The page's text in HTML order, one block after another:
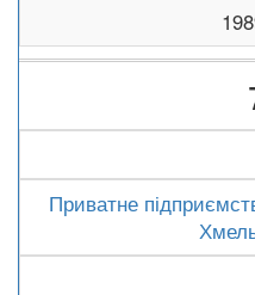
Приватне